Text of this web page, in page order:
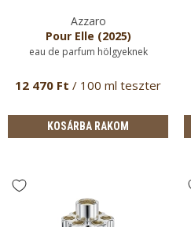
Azzaro
Pour Elle (2025)
eau de parfum hölgyeknek
12 470 Ft / 100 ml teszter
KOSÁRBA RAKOM